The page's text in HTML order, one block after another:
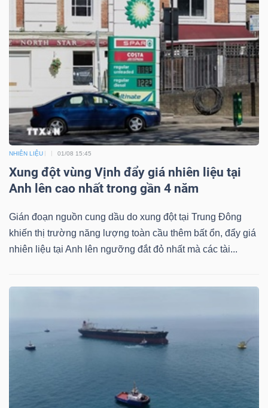
NHIÊN LIỆU 01/08 15:45
Xung đột vùng Vịnh đẩy giá nhiên liệu tại
Anh lên cao nhất trong gần 4 năm
Gián đoạn nguồn cung dầu do xung đột tại Trung Đông
khiến thị trường năng lượng toàn cầu thêm bất ổn, đẩy giá
nhiên liệu tại Anh lên ngưỡng đắt đỏ nhất mà các tài...